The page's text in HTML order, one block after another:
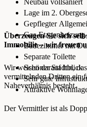
Neubau vollsaniert
Lage im 2.
Gepflegter
Gas-Etagenheizung
Badezimmer mit
Separate Toilette
Schöner Stadtblick
Sehr gute
Attraktive
Überzeugen Sie sich
Immobilie – wir freuen
Wir weisen darauf hin,
vermittelnden Dritten ein
Naheverhältnis besteht.
Der Vermittler ist als